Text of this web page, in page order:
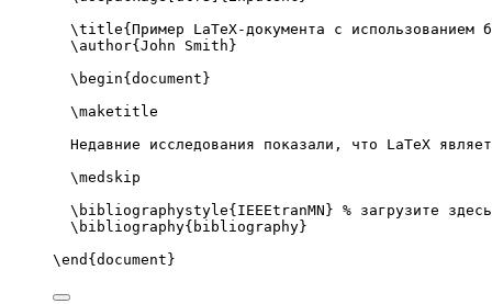
\title{Пример LaTeX-документа с использованием
\author{John Smith}
\begin{ document }
\maketitle
Недавние исследования показали, что LaTeX
\medskip
\bibliographystyle{IEEEtranMN} % загрузите
\bibliography{bibliography}
\end { document }